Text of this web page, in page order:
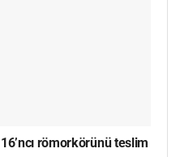
römorkörünü teslim